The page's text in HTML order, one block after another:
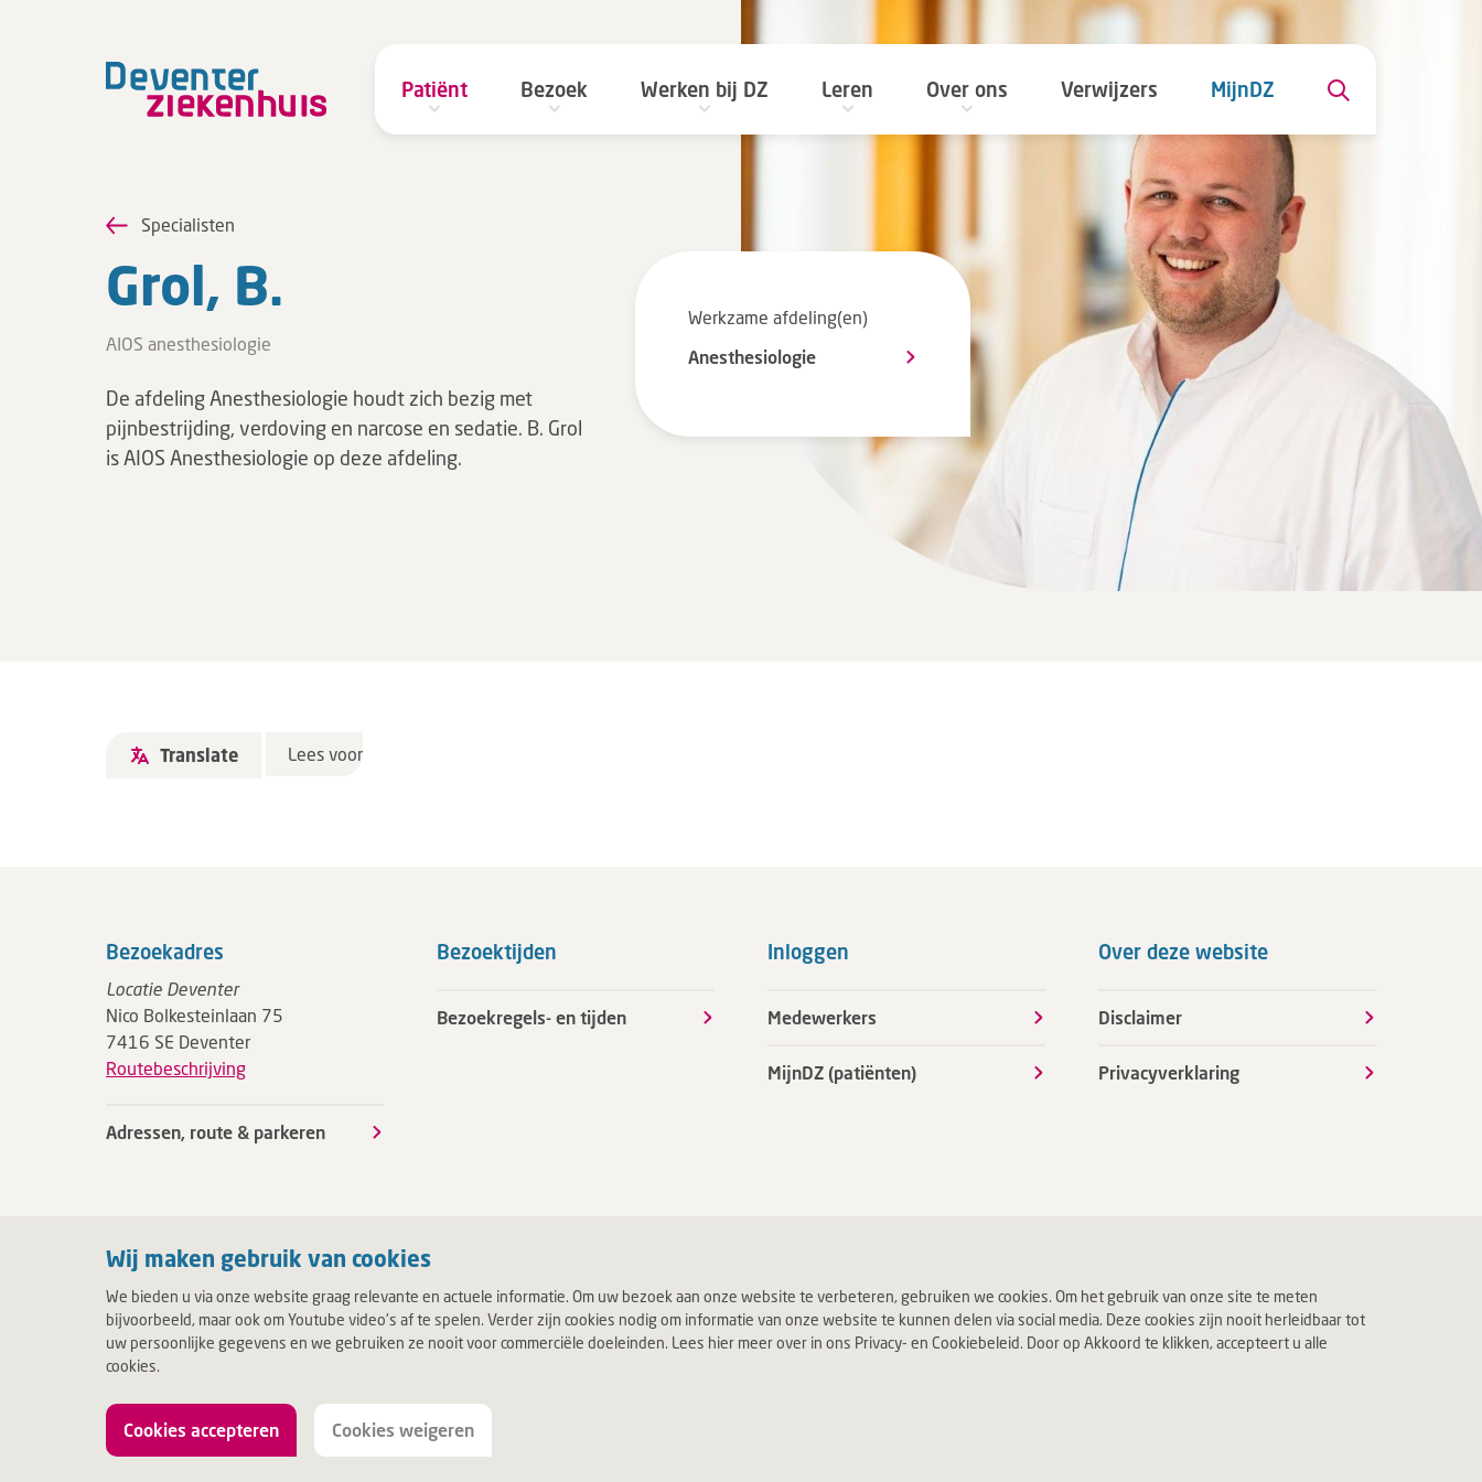
Patiënt Bezoek Werken bij DZ Leren Over ons Verwijzers MijnDZ
Wij maken gebruik van cookies
We bieden u via onze website graag relevante en actuele informatie. Om uw bezoek aan onze website te verbeteren, gebruiken we cookies. Om het gebruik van onze site te meten
bijvoorbeeld, maar ook om Youtube video's af te spelen. Verder zijn cookies nodig om informatie van onze website te kunnen delen via social media. Deze cookies zijn nooit herleidbaar tot
uw persoonlijke gegevens en we gebruiken ze nooit voor commerciële doeleinden. Lees hier meer over in ons Privacy- en Cookiebeleid. Door op Akkoord te klikken, accepteert u alle
cookies.
Cookies accepteren Cookies weigeren
Specialisten
Grol, B.
AIOS anesthesiologie
De afdeling Anesthesiologie houdt zich bezig met
pijnbestrijding, verdoving en narcose en sedatie. B. Grol
is AIOS Anesthesiologie op deze afdeling.
Werkzame afdeling(en)
Anesthesiologie
Translate Lees voor
Bezoekadres
Locatie Deventer
Nico Bolkesteinlaan 75
7416 SE Deventer
Routebeschrijving
Adressen, route & parkeren
Bezoektijden
Bezoekregels- en tijden
Inloggen
Medewerkers
MijnDZ (patiënten)
Over deze website
Disclaimer
Privacyverklaring